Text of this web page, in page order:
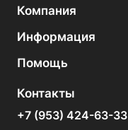
Компания
Информация
Помощь
Контакты
+7 (953) 424-63-33